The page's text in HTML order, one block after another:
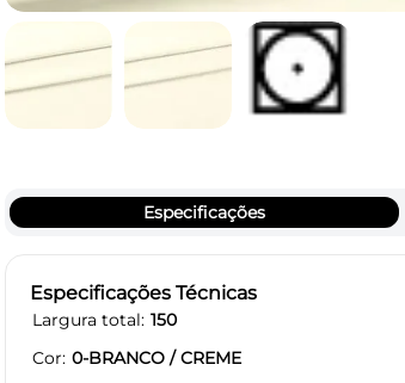
Especificações
Especificações Técnicas
Largura total 150
Cor 0-BRANCO / CREME